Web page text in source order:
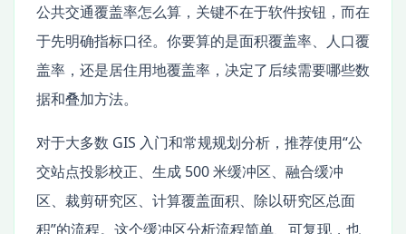
公共交通覆盖率怎么算，关键不在于软件按钮，而在
于先明确指标口径。你要算的是面积覆盖率、人口覆
盖率，还是居住用地覆盖率，决定了后续需要哪些数
据和叠加方法。
对于大多数 GIS 入门和常规规划分析，推荐使用“公
交站点投影校正、生成 500 米缓冲区、融合缓冲
区、裁剪研究区、计算覆盖面积、除以研究区总面
积”的流程。这个缓冲区分析流程简单、可复现，也